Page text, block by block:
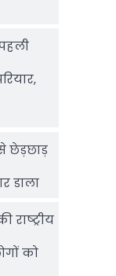
छेड़छाड़
डाला
राष्‍ट्रीय
को